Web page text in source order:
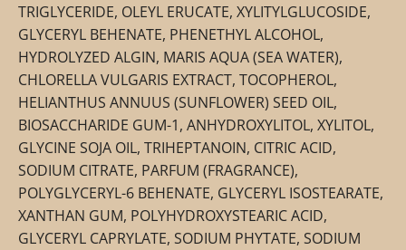
TRIGLYCERIDE, OLEYL ERUCATE, XYLITYLGLUCOSIDE,
GLYCERYL BEHENATE, PHENETHYL ALCOHOL,
HYDROLYZED ALGIN, MARIS AQUA (SEA WATER),
CHLORELLA VULGARIS EXTRACT, TOCOPHEROL,
HELIANTHUS ANNUUS (SUNFLOWER) SEED OIL,
BIOSACCHARIDE GUM-1, ANHYDROXYLITOL, XYLITOL,
GLYCINE SOJA OIL, TRIHEPTANOIN, CITRIC ACID,
SODIUM CITRATE, PARFUM (FRAGRANCE),
POLYGLYCERYL-6 BEHENATE, GLYCERYL ISOSTEARATE,
XANTHAN GUM, POLYHYDROXYSTEARIC ACID,
GLYCERYL CAPRYLATE, SODIUM PHYTATE, SODIUM